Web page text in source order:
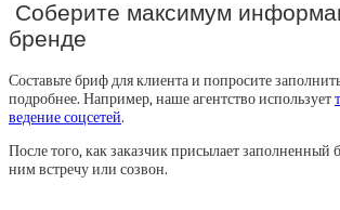
Соберите максимум
бренде
Составьте бриф для клиента и попросите
подробнее. Например, наше агентство использует
ведение соцсетей.
После того, как заказчик присылает заполненный
ним встречу или созвон.